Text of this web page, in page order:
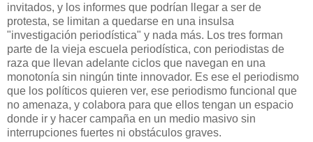
invitados, y los informes que podrían llegar a ser de
protesta, se limitan a quedarse en una insulsa
"investigación periodística" y nada más. Los tres forman
parte de la vieja escuela periodística, con periodistas de
raza que llevan adelante ciclos que navegan en una
monotonía sin ningún tinte innovador. Es ese el periodismo
que los políticos quieren ver, ese periodismo funcional que
no amenaza, y colabora para que ellos tengan un espacio
donde ir y hacer campaña en un medio masivo sin
interrupciones fuertes ni obstáculos graves.